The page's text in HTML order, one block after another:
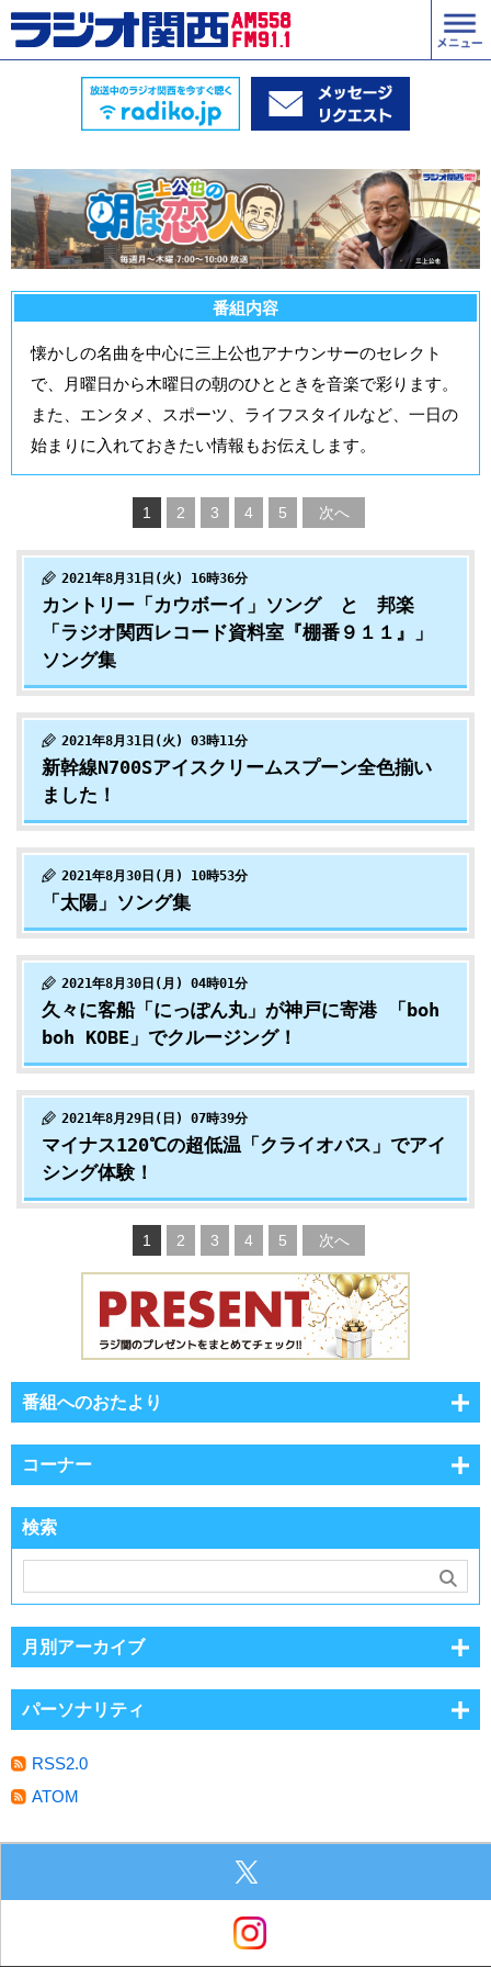
番組内容
懐かしの名曲を中心に三上公也アナウンサーのセレクト
で、月曜日から木曜日の朝のひとときを音楽で彩ります。
また、エンタメ、スポーツ、ライフスタイルなど、一日の
始まりに入れておきたい情報もお伝えします。
1 2 3 4 5 次へ
2021年8月31日(火) 16時36分
カントリー「カウボーイ」ソング と 邦楽
「ラジオ関西レコード資料室『棚番９１１』」
ソング集
2021年8月31日(火) 03時11分
新幹線N700Sアイスクリームスプーン全色揃い
ました！
2021年8月30日(月) 10時53分
「太陽」ソング集
2021年8月30日(月) 04時01分
久々に客船「にっぽん丸」が神戸に寄港 「boh
boh KOBE」でクルージング！
2021年8月29日(日) 07時39分
マイナス120℃の超低温「クライオバス」でアイ
シング体験！
1 2 3 4 5 次へ
番組へのおたより
コーナー
検索
月別アーカイブ
パーソナリティ
RSS2.0
ATOM